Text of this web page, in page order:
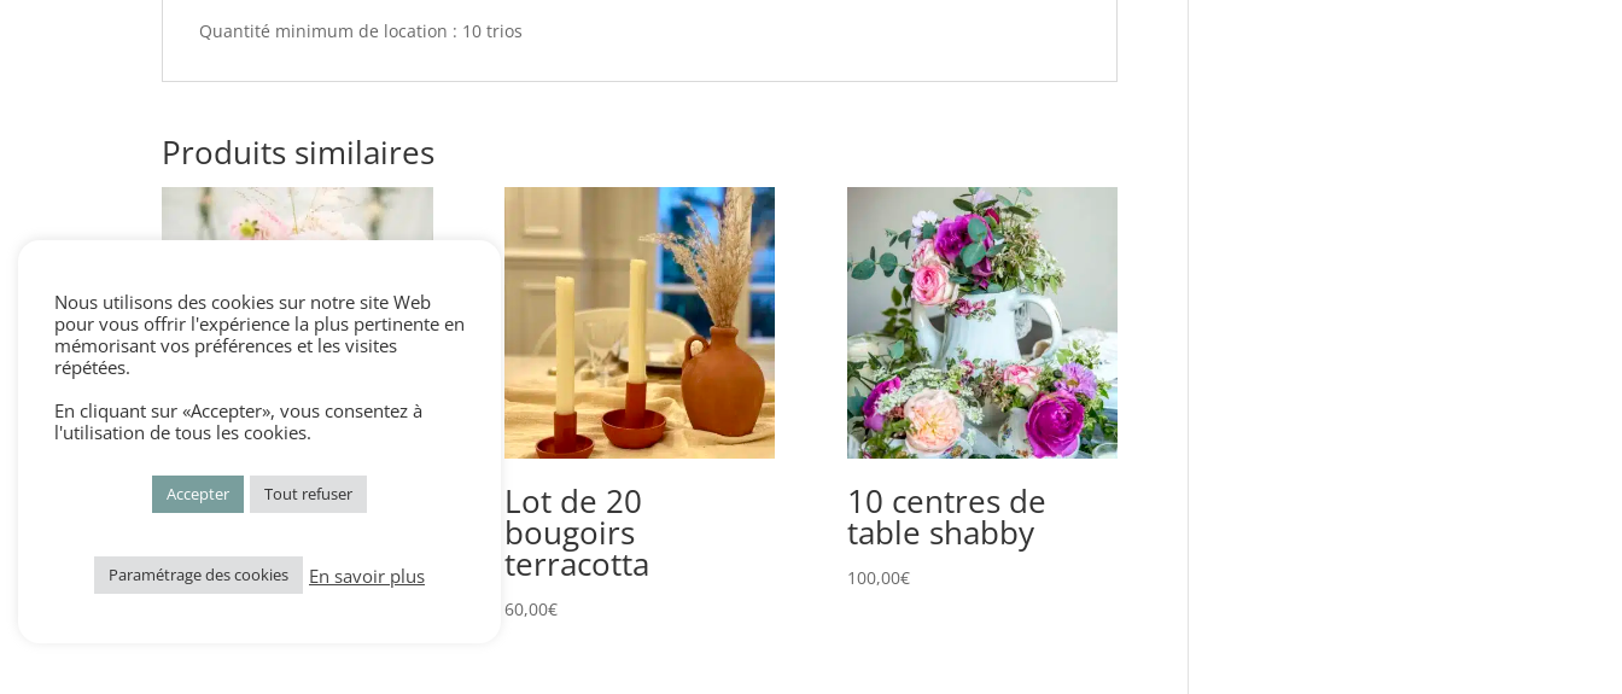
Quantité minimum de location : 10 trios
Produits similaires
lot de 30 vases
150,00€
Lot de 20
bougoirs
terracotta
60,00€
10 centres de
table shabby
100,00€
Nous utilisons des cookies sur notre site Web
pour vous offrir l'expérience la plus pertinente en
mémorisant vos préférences et les visites
répétées.
En cliquant sur «Accepter», vous consentez à
l'utilisation de tous les cookies.
Accepter Tout refuser
Paramétrage des cookies En savoir plus